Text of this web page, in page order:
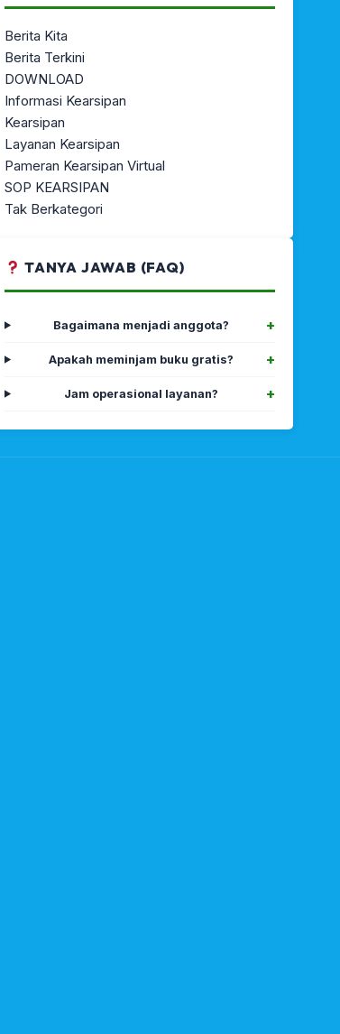
Berita Kita
Berita Terkini
DOWNLOAD
Informasi Kearsipan
Kearsipan
Layanan Kearsipan
Pameran Kearsipan Virtual
SOP KEARSIPAN
Tak Berkategori
TANYA JAWAB (FAQ)
Bagaimana menjadi anggota?
Apakah meminjam buku gratis?
Jam operasional layanan?